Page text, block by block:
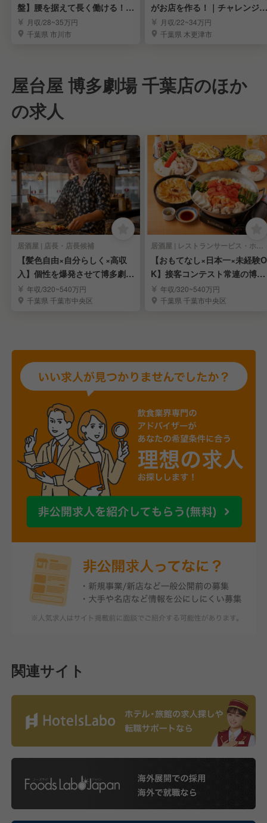
盤】腰を据えて長く働ける！調
理スタッフ募集
月収/28~35万円
千葉県 市川市
がお店を作る！｜チャレンジを
応援する環境
月収/22~34万円
千葉県 木更津市
屋台屋 博多劇場 千葉店のほか
の求人
居酒屋 | 店長・店長候補
【髪色自由×自分らしく×高収
入】個性を爆発させて博多劇場
を盛り上げよう
年収/320~540万円
千葉県 千葉市中央区
居酒屋 | レストランサービス・ホールスタッフ
【おもてなし×日本一×未経験O
K】接客コンテスト常連の博多
劇場で学ぶ🌈
年収/320~540万円
千葉県 千葉市中央区
関連サイト